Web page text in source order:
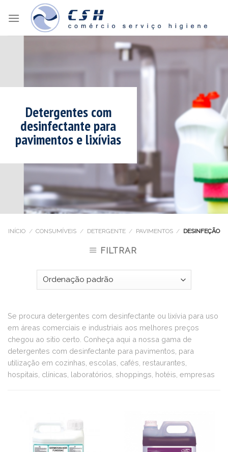
Detergentes com
desinfectante para
pavimentos e lixívias
INÍCIO / CONSUMÍVEIS / DETERGENTE / PAVIMENTOS / DESINFEÇÃO
FILTRAR
Se procura detergentes com desinfectante ou lixívia para uso
em áreas comerciais e industriais aos melhores preços
chegou ao sitio certo. Conheça aqui a nossa gama de
detergentes com desinfectante para pavimentos, para
utilização em cozinhas, escolas, cafés, restaurantes,
hospitais, clínicas, laboratórios, shoppings, hotéis, empresas